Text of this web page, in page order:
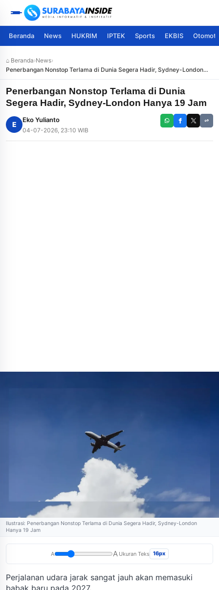
Beranda News HUKRIM IPTEK Sports EKBIS
⌂ Beranda›News›
Penerbangan Nonstop Terlama di Dunia Segera Hadir, Sydney-London
Hanya 19 Jam
Penerbangan Nonstop Terlama di Dunia
Segera Hadir, Sydney-London Hanya 19 Jam
E
Eko Yulianto
04-07-2026, 23:10 WIB
Ilustrasi: Penerbangan Nonstop Terlama di Dunia Segera Hadir, Sydney-London
Hanya 19 Jam
A A Ukuran Teks 16px
Perjalanan udara jarak sangat jauh akan memasuki
babak baru pada 2027.